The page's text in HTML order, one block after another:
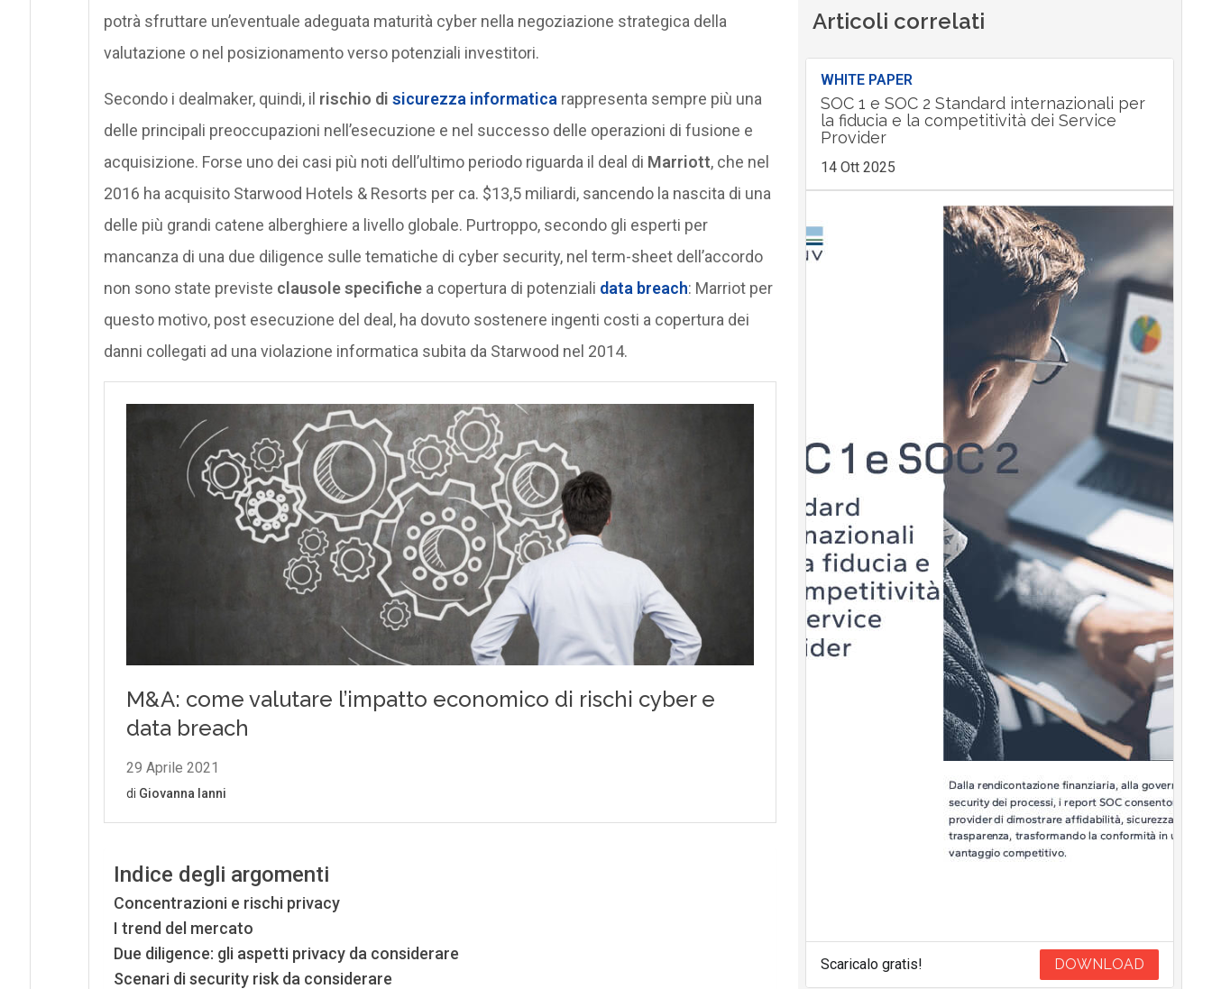
potrà sfruttare un’eventuale adeguata maturità cyber nella negoziazione strategica della
valutazione o nel posizionamento verso potenziali investitori.
Secondo i dealmaker, quindi, il rischio di sicurezza informatica rappresenta sempre più una
delle principali preoccupazioni nell’esecuzione e nel successo delle operazioni di fusione e
acquisizione. Forse uno dei casi più noti dell’ultimo periodo riguarda il deal di Marriott, che nel
2016 ha acquisito Starwood Hotels & Resorts per ca. $13,5 miliardi, sancendo la nascita di una
delle più grandi catene alberghiere a livello globale. Purtroppo, secondo gli esperti per
mancanza di una due diligence sulle tematiche di cyber security, nel term-sheet dell’accordo
non sono state previste clausole specifichea copertura di potenziali data breach: Marriot per
questo motivo, post esecuzione del deal, ha dovuto sostenere ingenti costi a copertura dei
danni collegati ad una violazione informatica subita da Starwood nel 2014.
Indice degli argomenti
Concentrazioni e rischi privacy
I trend del mercato
Due diligence: gli aspetti privacy da considerare
Scenari di security risk da considerare
Articoli correlati
WHITE PAPER
SOC 1 e SOC 2 Standard internazionali per
la fiducia e la competitività dei Service
Provider
14 Ott 2025
Scaricalo gratis! DOWNLOAD